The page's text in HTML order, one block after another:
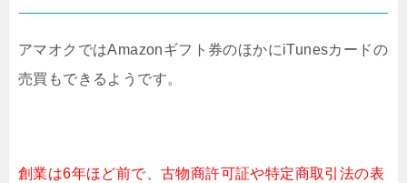
アマオクではAmazonギフト券のほかにiTunesカードの
売買もできるようです。
創業は6年ほど前で、古物商許可証や特定商取引法の表